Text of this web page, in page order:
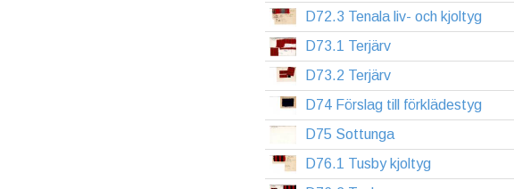
D72.3 Tenala liv- och kjoltyg
D73.1 Terjärv
D73.2 Terjärv
D74 Förslag till förklädestyg
D75 Sottunga
D76.1 Tusby kjoltyg